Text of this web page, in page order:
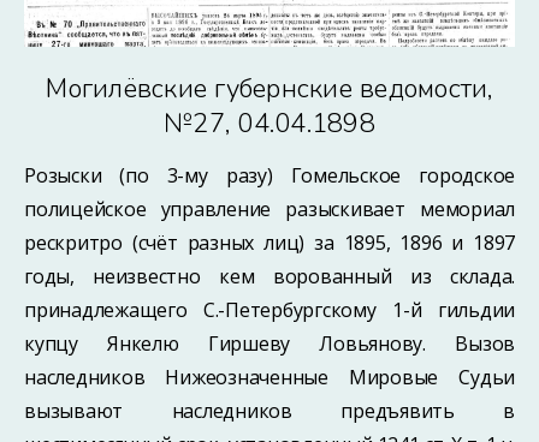
Могилёвские губернские ведомости,
№27, 04.04.1898
Розыски (по 3-му разу) Гомельское городское
полицейское управление разыскивает мемориал
рескритро (счёт разных лиц) за 1895, 1896 и 1897
годы, неизвестно кем ворованный из склада.
принадлежащего С.-Петербургскому 1-й гильдии
купцу Янкелю Гиршеву Ловьянову. Вызов
наследников Нижеозначенные Мировые Судьи
вызывают наследников предъявить в